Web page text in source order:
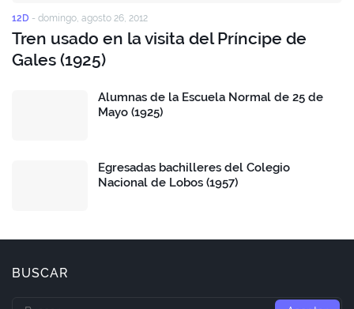
12D - domingo, agosto 26, 2012
Tren usado en la visita del Príncipe de
Gales (1925)
Alumnas de la Escuela Normal de 25 de
Mayo (1925)
Egresadas bachilleres del Colegio
Nacional de Lobos (1957)
BUSCAR